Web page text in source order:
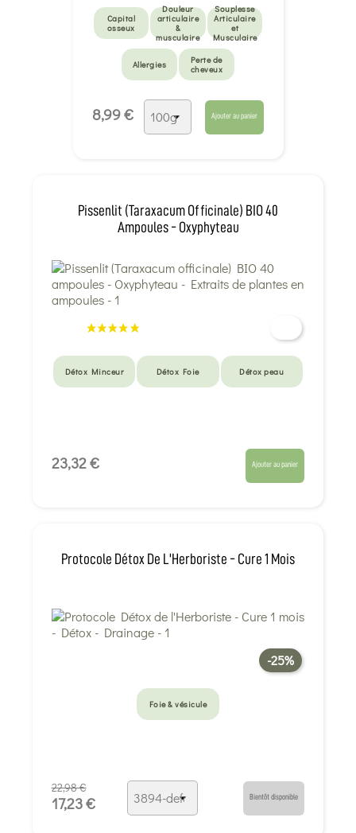
Capital
osseux
Douleur
articulaire
&
musculaire
Souplesse
Articulaire
et
Musculaire
Allergies
Perte de
cheveux
8,99 € Ajouter au panier
Pissenlit (Taraxacum Officinale) BIO 40
Ampoules - Oxyphyteau
Détox Minceur Détox Foie Détox peau
23,32 € Ajouter au panier
Protocole Détox De L'Herboriste - Cure 1 Mois
-25%
Foie & vésicule
22,98 €
17,23 € Bientôt disponible